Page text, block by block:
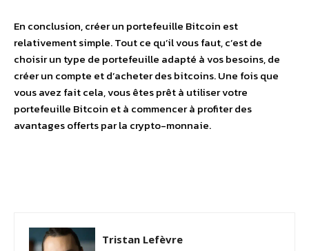
En conclusion, créer un portefeuille Bitcoin est
relativement simple. Tout ce qu’il vous faut, c’est de
choisir un type de portefeuille adapté à vos besoins, de
créer un compte et d’acheter des bitcoins. Une fois que
vous avez fait cela, vous êtes prêt à utiliser votre
portefeuille Bitcoin et à commencer à profiter des
avantages offerts par la crypto-monnaie.
Tristan Lefèvre